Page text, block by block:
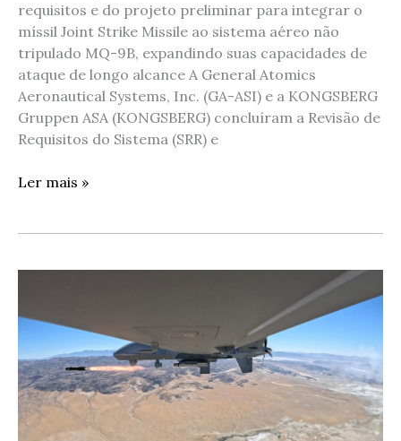
requisitos e do projeto preliminar para integrar o
míssil Joint Strike Missile ao sistema aéreo não
tripulado MQ-9B, expandindo suas capacidades de
ataque de longo alcance A General Atomics
Aeronautical Systems, Inc. (GA-ASI) e a KONGSBERG
Gruppen ASA (KONGSBERG) concluíram a Revisão de
Requisitos do Sistema (SRR) e
Ler mais »
conclui
a
certificação
do
armamento
para